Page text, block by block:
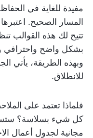
مفيدة للغاية في
المسار الصحيح.
تتيح لك هذه القوالب
بشكل واضح واحترافي
وبهذه الطريقة، يأتي
للانطلاق.
فلماذا تعتمد على
كل شيء بسلاسة؟
مجانية لجدول أعمال